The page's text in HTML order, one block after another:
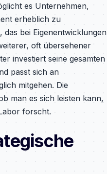
es Unternehmen,
erheblich zu
bei Eigenentwicklungen
oft übersehener
investiert seine gesamten
passt sich an
mitgehen. Die
man es sich leisten kann,
forscht.